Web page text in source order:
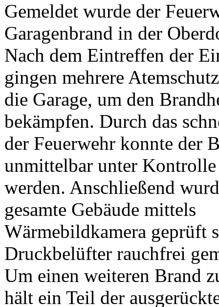
Gemeldet wurde der
Garagenbrand in der
Nach dem Eintreffen der
gingen mehrere
die Garage, um den
bekämpfen. Durch das
der Feuerwehr konnte der
unmittelbar unter Kontrolle
werden. Anschließend
gesamte Gebäude mittels
Wärmebildkamera geprüft
Druckbelüfter rauchfrei
Um einen weiteren Brand
hält ein Teil der